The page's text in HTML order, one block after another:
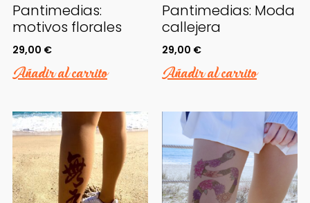
Pantimedias:
motivos florales
29,00 €
Añadir al carrito
Pantimedias: Moda
callejera
29,00 €
Añadir al carrito